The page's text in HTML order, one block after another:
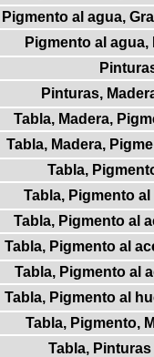
Pigmento al agua,
Pigmento al agua,
Pinturas,
Tabla, Madera,
Tabla, Madera,
Tabla,
Tabla, Pigmento al
Tabla, Pigmento al
Tabla, Pigmento al
Tabla, Pigmento al
Tabla, Pigmento al
Tabla, Pigmento,
Tabla, Pinturas